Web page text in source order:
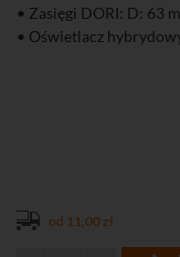
• Zasięgi DORI: D: 63
• Oświetlacz
• Kompresja H.265+/
• Aplikacja na
• Wbudowany mikrofon
• Stopień ochrony: IP67
od 11,00 zł